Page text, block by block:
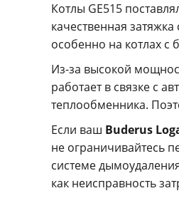
Котлы GE515
качественная
особенно на котлах
Из-за высокой
работает в связке с
теплообменника.
Если ваш Buderus
не ограничивайтесь
системе
как неисправность